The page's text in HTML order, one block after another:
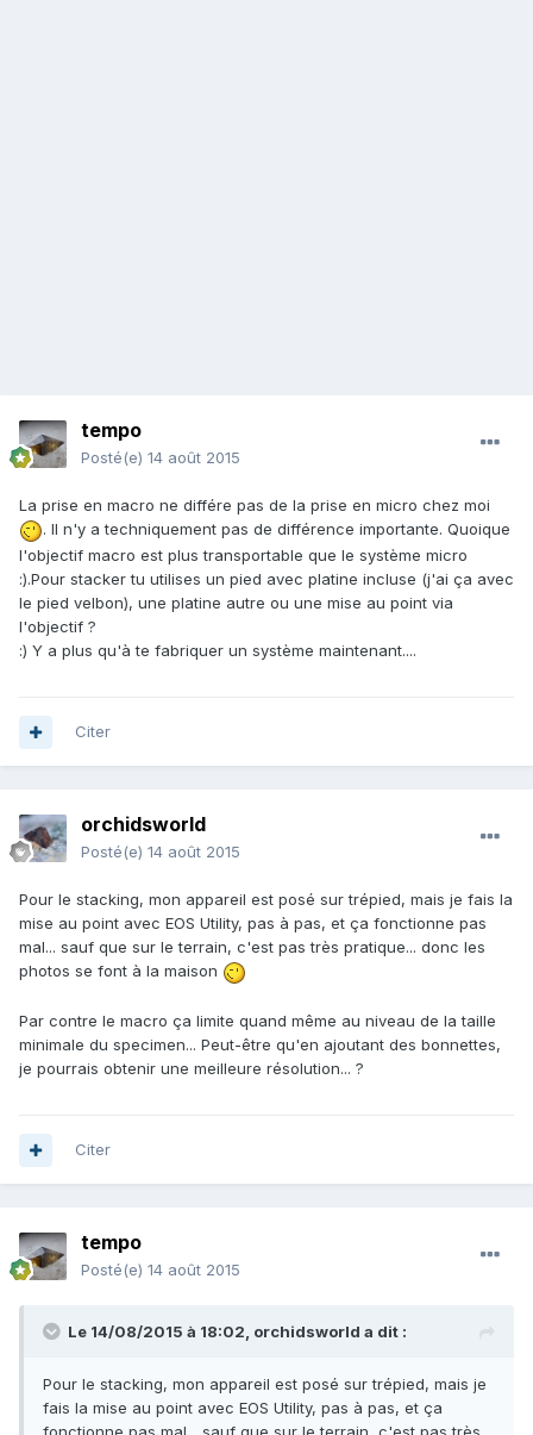
tempo
Posté(e) 14 août 2015
La prise en macro ne différe pas de la prise en micro chez moi
. Il n'y a techniquement pas de différence importante. Quoique
l'objectif macro est plus transportable que le système micro
:).Pour stacker tu utilises un pied avec platine incluse (j'ai ça avec
le pied velbon), une platine autre ou une mise au point via
l'objectif ?
:) Y a plus qu'à te fabriquer un système maintenant....
Citer
orchidsworld
Posté(e) 14 août 2015
Pour le stacking, mon appareil est posé sur trépied, mais je fais la
mise au point avec EOS Utility, pas à pas, et ça fonctionne pas
mal... sauf que sur le terrain, c'est pas très pratique... donc les
photos se font à la maison
Par contre le macro ça limite quand même au niveau de la taille
minimale du specimen... Peut-être qu'en ajoutant des bonnettes,
je pourrais obtenir une meilleure résolution... ?
Citer
tempo
Posté(e) 14 août 2015
Le 14/08/2015 à 18:02, orchidsworld a dit :
Pour le stacking, mon appareil est posé sur trépied, mais je
fais la mise au point avec EOS Utility, pas à pas, et ça